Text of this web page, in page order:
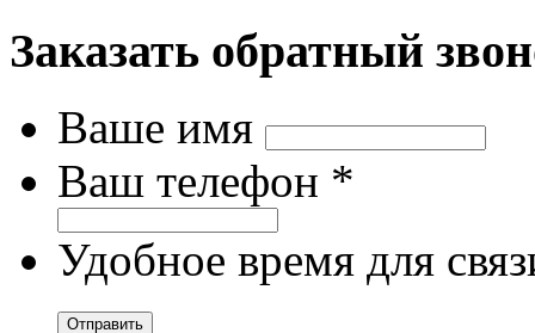
Заказать обратный
Ваше имя
Ваш телефон *
Удобное время для